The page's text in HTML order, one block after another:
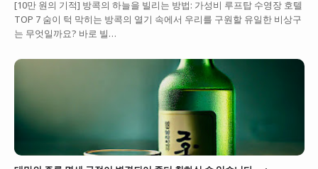
[10만 원의 기적] 방콕의 하늘을 빌리는 방법: 가성비 루프탑 수영장 호텔
TOP 7 숨이 턱 막히는 방콕의 열기 속에서 우리를 구원할 유일한 비상구
는 무엇일까요? 바로 빌…